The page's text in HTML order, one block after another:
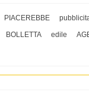
PIACEREBBE
BOLLETTA edile